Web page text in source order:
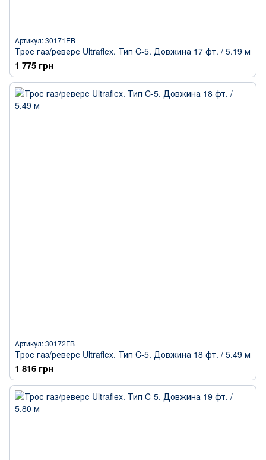
Артикул: 30171EB
Трос газ/реверс Ultraflex. Тип C-5. Довжина 17 фт. / 5.19 м
1 775 грн
Артикул: 30172FB
Трос газ/реверс Ultraflex. Тип C-5. Довжина 18 фт. / 5.49 м
1 816 грн